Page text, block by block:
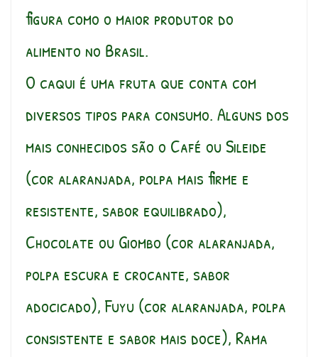
figura como o maior produtor do
alimento no Brasil.
O caqui é uma fruta que conta com
diversos tipos para consumo. Alguns dos
mais conhecidos são o Café ou Sileide
(cor alaranjada, polpa mais firme e
resistente, sabor equilibrado),
Chocolate ou Giombo (cor alaranjada,
polpa escura e crocante, sabor
adocicado), Fuyu (cor alaranjada, polpa
consistente e sabor mais doce), Rama